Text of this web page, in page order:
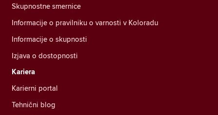
Skupnostne smernice
Informacije o pravilniku o varnosti v Koloradu
Informacije o skupnosti
Izjava o dostopnosti
Kariera
Karierni portal
Tehnični blog